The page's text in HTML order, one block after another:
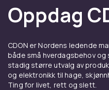
Oppdag
CDON er Nordens ledende
både små hverdagsbehov
stadig større utvalg av
og elektronikk til hage,
Ting for livet, rett og slett.